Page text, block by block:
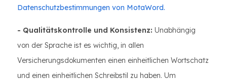
Datenschutzbestimmungen von MotaWord.
- Qualitätskontrolle und Konsistenz: Unabhängig
von der Sprache ist es wichtig, in allen
Versicherungsdokumenten einen einheitlichen Wortschatz
und einen einheitlichen Schreibstil zu haben. Um